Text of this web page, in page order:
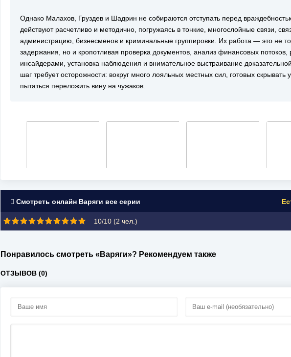
Однако Малахов, Груздев и Шадрин не собираются отступать перед
действуют расчетливо и методично, погружаясь в тонкие, многослойные связи,
администрацию, бизнесменов и криминальные группировки. Их работа — это не
задержания, но и кропотливая проверка документов, анализ финансовых потоков,
инсайдерами, установка наблюдения и внимательное выстраивание
шаг требует осторожности: вокруг много лояльных местных сил, готовых скрывать
пытаться переложить вину на чужаков.
Смотреть онлайн Варяги все серии
10/10 (2 чел.)
Понравилось смотреть «Варяги»? Рекомендуем также
ОТЗЫВОВ (0)